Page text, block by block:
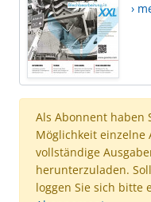
›
Als Abonnent haben
Möglichkeit einzelne
vollständige
herunterzuladen.
loggen Sie sich bitte